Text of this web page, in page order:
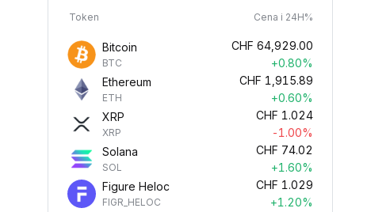
Token Cena i 24H%
Bitcoin
BTC
CHF 64,929.00
+0.80%
Ethereum
ETH
CHF 1,915.89
+0.60%
XRP
XRP
CHF 1.024
-1.00%
Solana
SOL
CHF 74.02
+1.60%
Figure Heloc
FIGR_HELOC
CHF 1.029
+1.20%